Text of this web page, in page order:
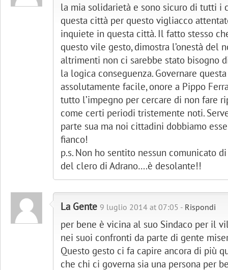
la mia solidarietà e sono sicuro di tutti i
questa città per questo vigliacco
inquiete in questa città. Il fatto stesso
questo vile gesto, dimostra l’onestà del
altrimenti non ci sarebbe stato bisogno
la logica conseguenza. Governare
assolutamente facile, onore a Pippo
tutto l’impegno per cercare di non fare
come certi periodi tristemente noti.
parte sua ma noi cittadini dobbiamo
fianco!
p.s. Non ho sentito nessun comunicato
del clero di Adrano….è desolante!!
La Gente 9 luglio 2014 at 07:05 - Rispondi
per bene è vicina al suo Sindaco per il
nei suoi confronti da parte di gente
Questo gesto ci fa capire ancora di più
che chi ci governa sia una persona per